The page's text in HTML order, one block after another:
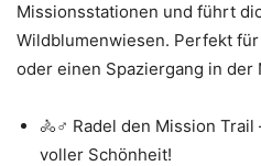
Missionsstationen und führt
Wildblumenwiesen. Perfekt
oder einen Spaziergang in der
🚴♂️ Radel den Mission
voller Schönheit!